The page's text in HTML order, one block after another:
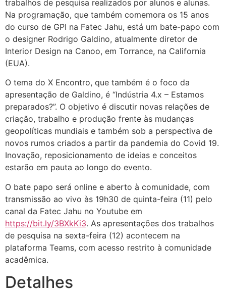
trabalhos de pesquisa realizados por alunos e alunas.
Na programação, que também comemora os 15 anos
do curso de GPI na Fatec Jahu, está um bate-papo com
o designer Rodrigo Galdino, atualmente diretor de
Interior Design na Canoo, em Torrance, na California
(EUA).
O tema do X Encontro, que também é o foco da
apresentação de Galdino, é “Indústria 4.x – Estamos
preparados?”. O objetivo é discutir novas relações de
criação, trabalho e produção frente às mudanças
geopolíticas mundiais e também sob a perspectiva de
novos rumos criados a partir da pandemia do Covid 19.
Inovação, reposicionamento de ideias e conceitos
estarão em pauta ao longo do evento.
O bate papo será online e aberto à comunidade, com
transmissão ao vivo às 19h30 de quinta-feira (11) pelo
canal da Fatec Jahu no Youtube em
https://bit.ly/3BXkKi3. As apresentações dos trabalhos
de pesquisa na sexta-feira (12) acontecem na
plataforma Teams, com acesso restrito à comunidade
acadêmica.
Detalhes